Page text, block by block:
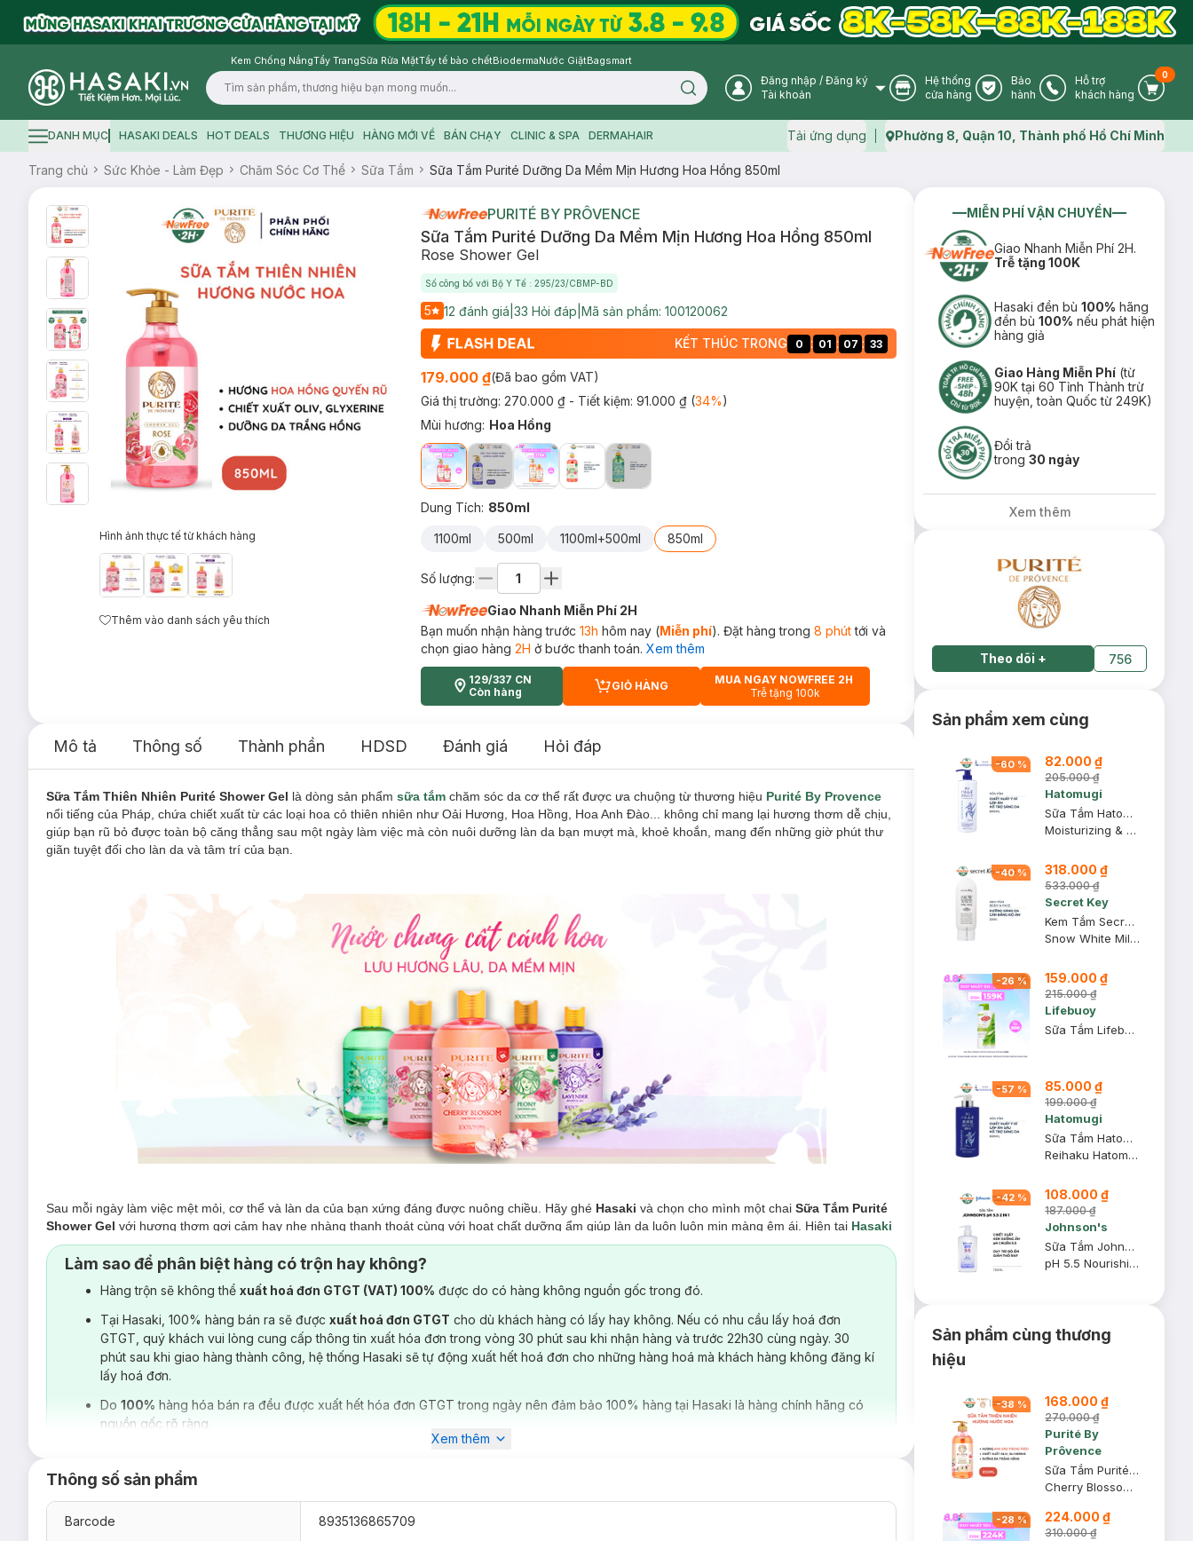
Kem Chống NắngTẩy TrangSữa Rửa MặtTẩy tế bào chếtBiodermaNước GiặtBagsmart
Logo
Search icon User Icon
Đăng nhập / Đăng ký
Tài khoản
Store Icon
Hệ thống
cửa hàng
Warranty Icon
Bảo
hành
Phone Icon
Hỗ trợ
khách hàng
Cart
0
Hamburger icon
DANH MỤC HASAKI DEALS HOT DEALS THƯƠNG HIỆU HÀNG MỚI VỀ BÁN CHẠY CLINIC & SPA DERMAHAIR Tải ứng dụng Map icon
Phường 8, Quận 10, Thành phố Hồ Chí Minh
Trang chủ Sức Khỏe - Làm Đẹp Chăm Sóc Cơ Thể Sữa Tắm Sữa Tắm Purité Dưỡng Da Mềm Mịn Hương Hoa Hồng 850ml
Hình ảnh thực tế từ khách hàng
Thêm vào danh sách yêu thích
PURITÉ BY PRÔVENCE
Sữa Tắm Purité Dưỡng Da Mềm Mịn Hương Hoa Hồng 850ml
Rose Shower Gel
Số công bố với Bộ Y Tế : 295/23/CBMP-BD
5 12 đánh giá 33 Hỏi đáp Mã sản phẩm: 100120062
KẾT THÚC TRONG 0 : 01 : 07 : 32
179.000 ₫(Đã bao gồm VAT)
Giá thị trường: 270.000 ₫ - Tiết kiệm: 91.000 ₫(34%)
Mùi hương: Hoa Hồng
Dung Tích: 850ml
1100ml 500ml 1100ml+500ml 850ml
Số lượng:
Giao Nhanh Miễn Phí 2H
Bạn muốn nhận hàng trước 13h hôm nay (Miễn phí). Đặt hàng trong 8 phúttới và
chọn giao hàng 2H ở bước thanh toán. Xem thêm
129/337 CN
Còn hàng
CART PLUS ICON
GIỎ HÀNG
MUA NGAY NOWFREE 2H
Trễ tặng 100k
Mô tả Thông số Thành phần HDSD Đánh giá Hỏi đáp
Sữa Tắm Thiên Nhiên Purité Shower Gel là dòng sản phẩm sữa tắm chăm sóc da cơ thể rất được ưa chuộng từ thương hiệu Purité By Provence
nổi tiếng của Pháp, chứa chiết xuất từ các loại hoa cỏ thiên nhiên như Oải Hương, Hoa Hồng, Hoa Anh Đào... không chỉ mang lại hương thơm dễ chịu,
giúp bạn rũ bỏ được toàn bộ căng thẳng sau một ngày làm việc mà còn nuôi dưỡng làn da bạn mượt mà, khoẻ khoắn, mang đến những giờ phút thư
giãn tuyệt đối cho làn da và tâm trí của bạn.
Sau mỗi ngày làm việc mệt mỏi, cơ thể và làn da của bạn xứng đáng được nuông chiều. Hãy ghé Hasaki và chọn cho mình một chai Sữa Tắm Purité
Shower Gel với hương thơm gợi cảm hay nhẹ nhàng thanh thoát cùng với hoạt chất dưỡng ẩm giúp làn da luôn luôn mịn màng êm ái. Hiện tại Hasaki
đang có những mùi hương sau đây cho bạn lựa chọn:
Sữa Tắm Purité Cherry Blossom Shower Gel -Hương Hoa Anh Đào
Sữa Tắm Purité Rose Shower Gel - Hương Hoa Hồng
Sữa Tắm Purité Lavender Shower Gel - Hương Hoa Oải Hương
Sữa Tắm Purité Peony Shower Gel - Hương Hoa Mẫu Đơn
Sữa Tắm Purité Lily Of The Valley - Hương Hoa Linh Lan
Sữa Tắm Purité Shower Gel phù hợp với loại da nào?
Sữa Tắm Purité Cherry Blossom Shower Gel Sáng Mịn Hoa Anh Đào
olive. Hương thơm hoa anh đào tự nhiên lưu lại trên làn da bạn mùi hương ngọt ngào và tươi mát ngày xuân. Phù hợp cho mọi loại da.
Làm sao để phân biệt hàng có trộn hay không?
Hàng trộn sẽ không thể xuất hoá đơn GTGT (VAT) 100% được do có hàng không nguồn gốc trong đó.
Tại Hasaki, 100% hàng bán ra sẽ được xuất hoá đơn GTGT cho dù khách hàng có lấy hay không. Nếu có nhu cầu lấy hoá đơn
GTGT, quý khách vui lòng cung cấp thông tin xuất hóa đơn trong vòng 30 phút sau khi nhận hàng và trước 22h30 cùng ngày. 30
phút sau khi giao hàng thành công, hệ thống Hasaki sẽ tự động xuất hết hoá đơn cho những hàng hoá mà khách hàng không đăng kí
lấy hoá đơn.
Do 100% hàng hóa bán ra đều được xuất hết hóa đơn GTGT trong ngày nên đảm bảo 100% hàng tại Hasaki là hàng chính hãng có
nguồn gốc rõ ràng.
Xem thêm
Thông số sản phẩm
Barcode 8935136865709
MIỄN PHÍ VẬN CHUYỂN
Giao Nhanh Miễn Phí 2H.
Trễ tặng 100K
Hasaki đền bù100% hãng
đền bù100% nếu phát hiện
hàng giả
Giao Hàng Miễn Phí (từ
90K tại 60 Tỉnh Thành trừ
huyện, toàn Quốc từ 249K)
Đổi trả
trong30 ngày
Xem thêm
Theo dõi + 756
Sản phẩm xem cùng
-60 % 82.000 ₫
205.000 ₫
Hatomugi
Sữa Tắm Hatomugi Dưỡng Ẩm Chiết Xuất Ý Dĩ 800ml
Moisturizing & Washing The Body Soap
-40% 318.000 ₫
533.000 ₫
Secret Key
Kem Tắm Secret Key Dưỡng Sáng Da Mặt Và Cơ Thể 200g
Snow White Milky Pack
-26 % 159.000 ₫
215.000 ₫
Lifebuoy
Sữa Tắm Lifebuoy Detox Matcha & Khổ Qua 800g
-57 % 85.000 ₫
199.000 ₫
Hatomugi
Sữa Tắm Hatomugi Cấp Ẩm Sâu, Hỗ Trợ Sáng Da 600ml
Reihaku Hatomugi High Moisturizing Body Soap
-42 % 108.000 ₫
187.000 ₫
Johnson's
Sữa Tắm Johnson's Adult 2 Trong 1 Cấp Ẩm Cho Người Lớn 750ml
pH 5.5 Nourishing Body Wash With Moisturizers
Sản phẩm cùng thương
hiệu
-38 % 168.000 ₫
270.000 ₫
Purité By
Prôvence
Sữa Tắm Purité Sáng Mịn Da Hương Hoa Anh Đào 850ml
Cherry Blossom Shower Gel
-28 % 224.000 ₫
310.000 ₫